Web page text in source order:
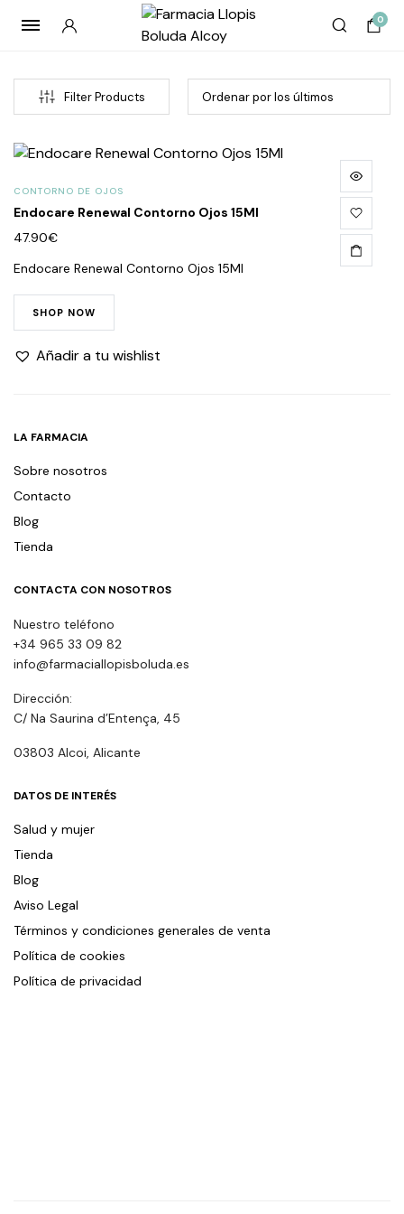
0
Filter Products
CONTORNO DE OJOS
Endocare Renewal Contorno Ojos 15Ml
47.90€
Endocare Renewal Contorno Ojos 15Ml
SHOP NOW
Añadir a tu wishlist
LA FARMACIA
Sobre nosotros
Contacto
Blog
Tienda
CONTACTA CON NOSOTROS
Nuestro teléfono
+34 965 33 09 82
info@farmaciallopisboluda.es
Dirección:
C/ Na Saurina d’Entença, 45
03803 Alcoi, Alicante
DATOS DE INTERÉS
Salud y mujer
Tienda
Blog
Aviso Legal
Términos y condiciones generales de venta
Política de cookies
Política de privacidad